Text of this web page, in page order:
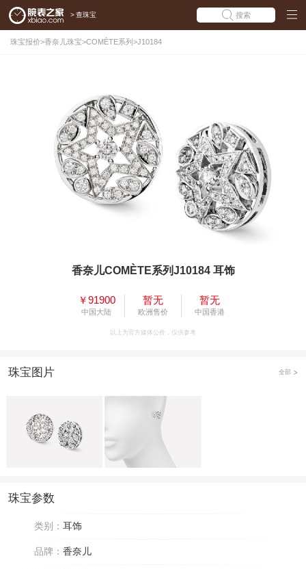
> 查珠宝 搜索
珠宝报价>香奈儿珠宝>COMÈTE系列 >J10184
香奈儿COMÈTE系列J10184 耳饰
￥91900
中国大陆
暂无
欧洲售价
暂无
中国香港
以上为官方媒体公价，仅供参考
珠宝图片 全部
珠宝参数
类别： 耳饰
品牌： 香奈儿